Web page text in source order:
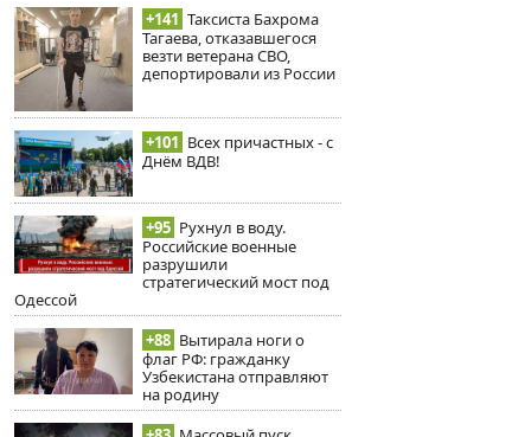
+141 Таксиста Бахрома
Тагаева, отказавшегося
везти ветерана СВО,
депортировали из России
+101 Всех причастных - с
Днём ВДВ!
+95 Рухнул в воду.
Российские военные
разрушили
стратегический мост под
Одессой
+88 Вытирала ноги о
флаг РФ: гражданку
Узбекистана отправляют
на родину